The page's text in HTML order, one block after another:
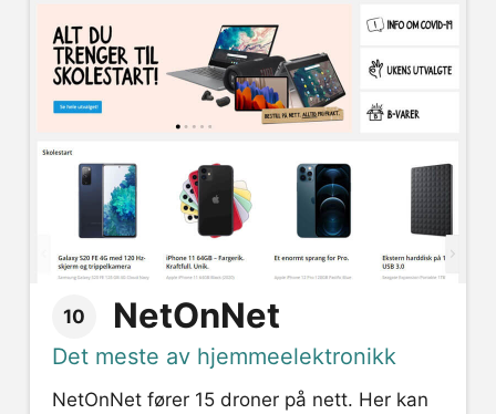
10 NetOnNet
Det meste av hjemmeelektronikk
NetOnNet fører 15 droner på nett. Her kan